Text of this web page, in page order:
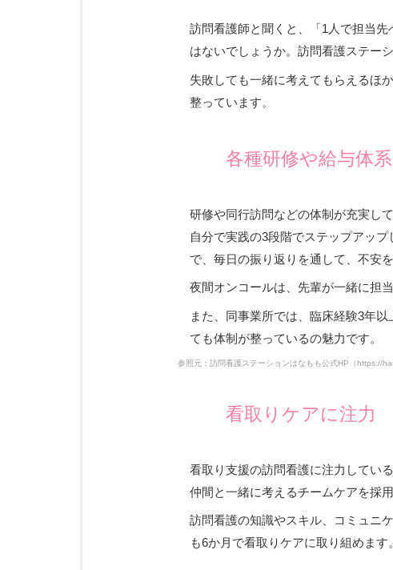
訪問看護師と聞くと、「1人で担当
はないでしょうか。訪問看護ステー
失敗しても一緒に考えてもらえるほ
整っています。
各種研修や給与体
研修や同行訪問などの体制が充実し
自分で実践の3段階でステップアッ
で、毎日の振り返りを通して、不安
夜間オンコールは、先輩が一緒に担
また、同事業所では、臨床経験3年
ても体制が整っているの魅力です。
参照元：訪問看護ステーションはなもも公式HP （https://
看取りケアに注力
看取り支援の訪問看護に注力してい
仲間と一緒に考えるチームケアを採
訪問看護の知識やスキル、コミュニ
も6か月で看取りケアに取り組めます。